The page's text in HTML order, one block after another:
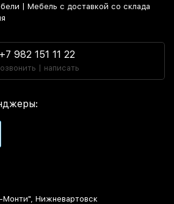
| Мебель с доставкой со склада
+7 982 151 11 22
| написать
Нижневартовск